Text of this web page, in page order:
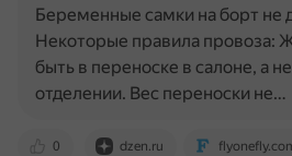
0 dzen.ru
Беременные самки на борт не
Некоторые правила провоза:
быть в переноске в салоне, а
отделении. Вес переноски не…